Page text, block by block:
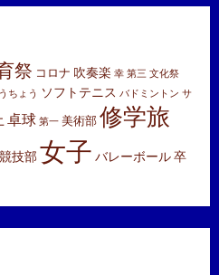
祭 コロナ 吹奏楽 幸 第三 文化祭
ちょう ソフトテニス バドミントン サ
卓球 第一 美術部 修学旅
技部女子 バレーボール卒